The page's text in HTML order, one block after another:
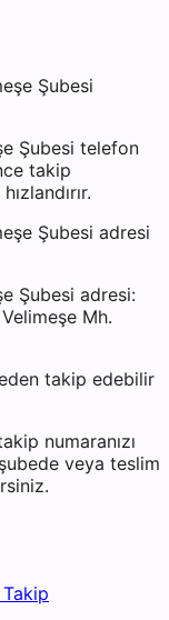
Şubesi
Şubesi telefon
takip
Şubesi adresi
Şubesi adresi:
Mh.
takip edebilir
numaranızı
veya teslim